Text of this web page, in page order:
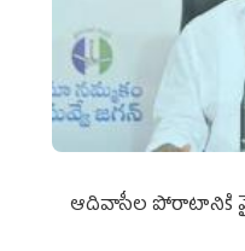
ఆదివాసీల పోరాటానికి